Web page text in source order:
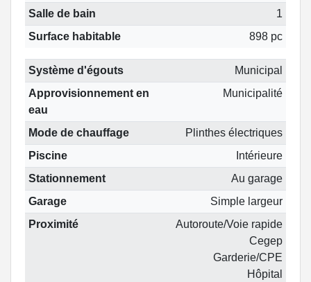
Salle de bain
1
Surface habitable
898 pc
Système d'égouts
Municipal
Approvisionnement en
eau
Municipalité
Mode de chauffage
Plinthes électriques
Piscine
Intérieure
Stationnement
Au garage
Garage
Simple largeur
Proximité
Autoroute/Voie rapide
Cegep
Garderie/CPE
Hôpital